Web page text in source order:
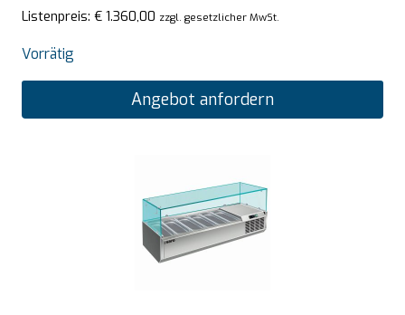
Listenpreis: € 1.360,00 zzgl. gesetzlicher MwSt.
Vorrätig
Angebot anfordern